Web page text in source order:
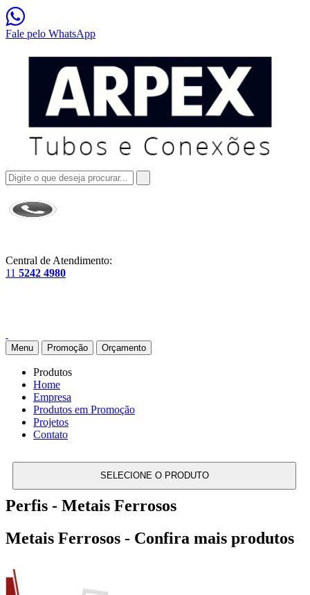
Fale pelo WhatsApp
Central de Atendimento:
11 5242 4980
Menu Promoção Orçamento
Produtos
Home
Empresa
Produtos em Promoção
Projetos
Contato
SELECIONE O PRODUTO
Perfis - Metais Ferrosos
Metais Ferrosos - Confira mais produtos